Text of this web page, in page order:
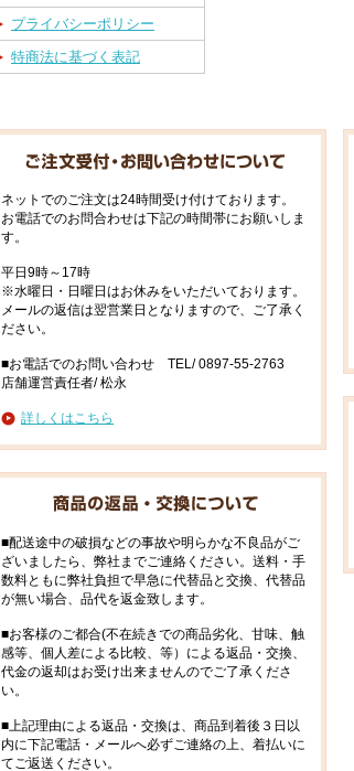
プライバシーポリシー
特商法に基づく表記
ネットでのご注文は24時間受け付けております。
お電話でのお問合わせは下記の時間帯にお願いしま
す。
平日9時～17時
※水曜日・日曜日はお休みをいただいております。
メールの返信は翌営業日となりますので、ご了承く
ださい。
■お電話でのお問い合わせ TEL/ 0897-55-2763
店舗運営責任者/ 松永
詳しくはこちら
■配送途中の破損などの事故や明らかな不良品がご
ざいましたら、弊社までご連絡ください。送料・手
数料ともに弊社負担で早急に代替品と交換、代替品
が無い場合、品代を返金致します。
■お客様のご都合(不在続きでの商品劣化、甘味、触
感等、個人差による比較、等）による返品・交換、
代金の返却はお受け出来ませんのでご了承くださ
い。
■上記理由による返品・交換は、商品到着後３日以
内に下記電話・メールへ必ずご連絡の上、着払いに
てご返送ください。